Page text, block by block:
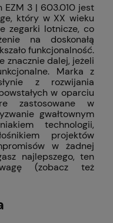
EZM 3 | 603.010 jest
który w XX wieku
zegarki lotnicze, co
na doskonałą
funkcjonalność.
znacznie dalej, jeżeli
Marka z
z rozwijania
w oparciu
zastosowane w
gwałtownym
technologii,
projektów
w żadnej
najlepszego, ten
(zobacz też